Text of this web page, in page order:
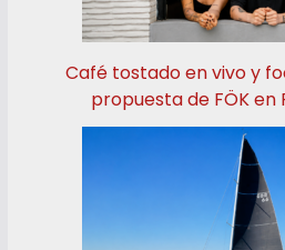
Café tostado en vivo y
propuesta de FÖK en